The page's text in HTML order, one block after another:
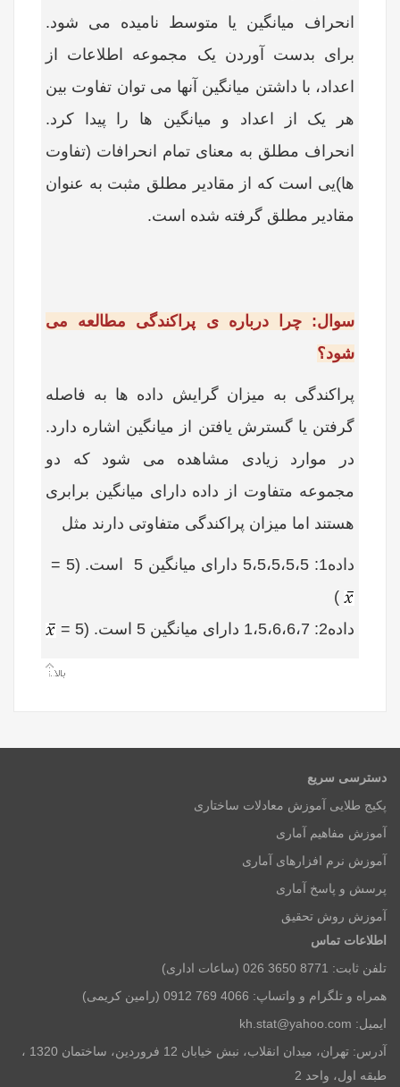
انحراف میانگین یا متوسط نامیده می شود.
برای بدست آوردن یک مجموعه اطلاعات از
اعداد، با داشتن میانگین آنها می توان تفاوت بین
هر یک از اعداد و میانگین ها را پیدا کرد.
انحراف مطلق به معنای تمام انحرافات (تفاوت
ها)یی است که از مقادیر مطلق مثبت به عنوان
مقادیر مطلق گرفته شده است.
سوال: چرا درباره ی پراکندگی مطالعه می
شود؟
پراکندگی به میزان گرایش داده ها به فاصله
گرفتن یا گسترش یافتن از میانگین اشاره دارد.
در موارد زیادی مشاهده می شود که دو
مجموعه متفاوت از داده دارای میانگین برابری
هستند اما میزان پراکندگی متفاوتی دارند مثل
داده1: 5،5،5،5،5 دارای میانگین 5 است. (5 =
)
داده2: 1،5،6،6،7 دارای میانگین 5 است. (5 =
دسترسی سریع
پکیج طلایی آموزش معادلات ساختاری
آموزش مفاهیم آماری
آموزش نرم افزارهای آماری
پرسش و پاسخ آماری
آموزش روش تحقیق
اطلاعات تماس
تلفن ثابت: 8771 3650 026 (ساعات اداری)
همراه و تلگرام و واتساپ: 4066 769 0912 (رامین کریمی)
ایمیل: kh.stat@yahoo.com
آدرس: تهران، میدان انقلاب، نبش خیابان 12 فروردین، ساختمان 1320 ،
طبقه اول، واحد 2